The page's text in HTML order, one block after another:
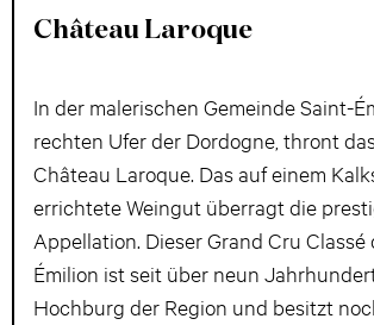
Château Laroque
In der malerischen Gemeinde Saint-
rechten Ufer der Dordogne, thront
Château Laroque. Das auf einem
errichtete Weingut überragt die
Appellation. Dieser Grand Cru Classé
Émilion ist seit über neun
Hochburg der Region und besitzt